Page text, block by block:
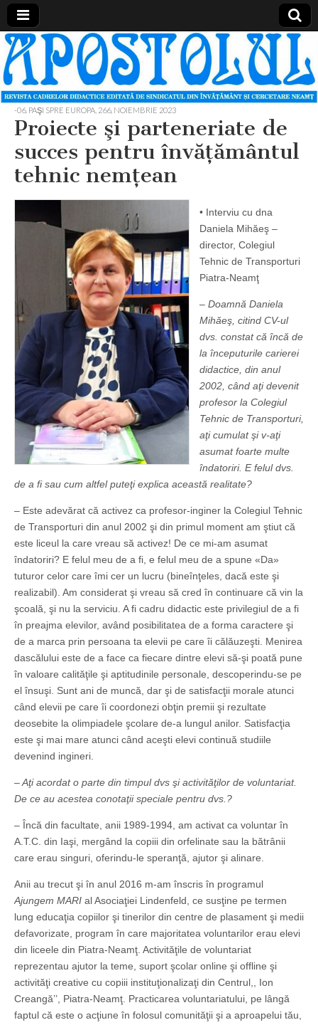
Apostolul
Revista
cadrelor
didactice
din
judetul
Neamt
-06. PAŞI SPRE EUROPA 266, NOIEMBRIE 2023
Proiecte şi parteneriate de
succes pentru învăţământul
tehnic nemţean
• Interviu cu dna
Daniela Mihăeş –
director, Colegiul
Tehnic de Transporturi
Piatra-Neamţ
– Doamnă Daniela
Mihăeş, citind CV-ul
dvs. constat că încă de
la începuturile carierei
didactice, din anul
2002, când aţi devenit
profesor la Colegiul
Tehnic de Transporturi,
aţi cumulat şi v-aţi
asumat foarte multe
îndatoriri. E felul dvs.
de a fi sau cum altfel puteţi explica această realitate?
– Este adevărat că activez ca profesor-inginer la Colegiul Tehnic
de Transporturi din anul 2002 şi din primul moment am ştiut că
este liceul la care vreau să activez! De ce mi-am asumat
îndatoriri? E felul meu de a fi, e felul meu de a spune «Da»
tuturor celor care îmi cer un lucru (bineînţeles, dacă este şi
realizabil). Am considerat şi vreau să cred în continuare că vin la
şcoală, şi nu la serviciu. A fi cadru didactic este privilegiul de a fi
în preajma elevilor, având posibilitatea de a forma caractere şi
de a marca prin persoana ta elevii pe care îi călăuzeşti. Menirea
dascălului este de a face ca fiecare dintre elevi să-şi poată pune
în valoare calităţile şi aptitudinile personale, descoperindu-se pe
el însuşi. Sunt ani de muncă, dar şi de satisfacţii morale atunci
când elevii pe care îi coordonezi obţin premii şi rezultate
deosebite la olimpiadele şcolare de-a lungul anilor. Satisfacţia
este şi mai mare atunci când aceşti elevi continuă studiile
devenind ingineri.
– Aţi acordat o parte din timpul dvs şi activităţilor de voluntariat.
De ce au acestea conotaţii speciale pentru dvs.?
– Încă din facultate, anii 1989-1994, am activat ca voluntar în
A.T.C. din Iaşi, mergând la copiii din orfelinate sau la bătrânii
care erau singuri, oferindu-le speranţă, ajutor şi alinare.
Anii au trecut şi în anul 2016 m-am înscris în programul
Ajungem MARI al Asociaţiei Lindenfeld, ce susţine pe termen
lung educaţia copiilor şi tinerilor din centre de plasament şi medii
defavorizate, program în care majoritatea voluntarilor erau elevi
din liceele din Piatra-Neamţ. Activităţile de voluntariat
reprezentau ajutor la teme, suport şcolar online şi offline şi
activităţi creative cu copiii ins­tituţionalizaţi din Centrul,, Ion
Creangă’’, Piatra-Neamţ. Practicarea voluntariatului, pe lângă
faptul că este o acţiune în folosul comunităţii şi a aproapelui tău,